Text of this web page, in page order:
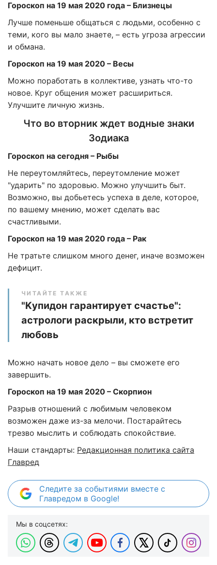
Гороскоп на 19 мая 2020 года – Близнецы
Лучше поменьше общаться с людьми, особенно с
теми, кого вы мало знаете, – есть угроза агрессии
и обмана.
Гороскоп на 19 мая 2020 – Весы
Можно поработать в коллективе, узнать что-то
новое. Круг общения может расшириться.
Улучшите личную жизнь.
Что во вторник ждет водные знаки
Зодиака
Гороскоп на сегодня – Рыбы
Не переутомляйтесь, переутомление может
"ударить" по здоровью. Можно улучшить быт.
Возможно, вы добьетесь успеха в деле, которое,
по вашему мнению, может сделать вас
счастливыми.
Гороскоп на 19 мая 2020 года – Рак
Не тратьте слишком много денег, иначе возможен
дефицит.
ЧИТАЙТЕ ТАКЖЕ
"Kупидон гарантирует счастье":
астрологи раскрыли, кто встретит
любовь
Можно начать новое дело – вы сможете его
завершить.
Гороскоп на 19 мая 2020 – Скорпион
Разрыв отношений с любимым человеком
возможен даже из-за мелочи. Постарайтесь
трезво мыслить и соблюдать спокойствие.
Наши стандарты: Редакционная политика сайта
Главред
Следите за событиями вместе с
Главредом в Google!
Мы в соцсетях: